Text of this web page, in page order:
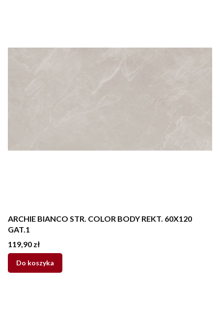
ARCHIE BIANCO STR. COLOR BODY REKT. 60X120
GAT.1
Cena
119,90 zł
Do koszyka